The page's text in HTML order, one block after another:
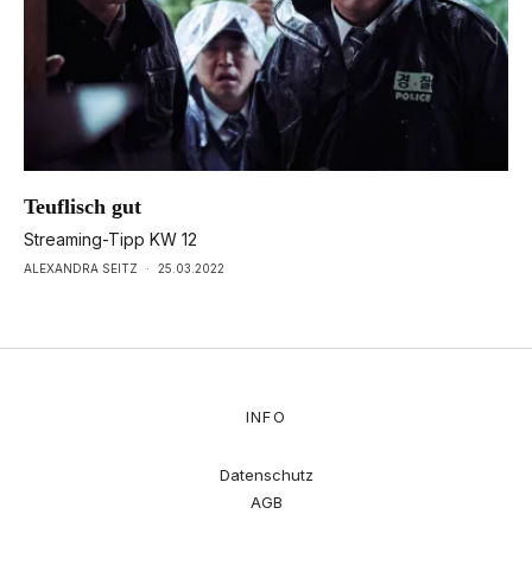
Teuflisch gut
Streaming-Tipp KW 12
ALEXANDRA SEITZ · 25.03.2022
INFO
Datenschutz
AGB